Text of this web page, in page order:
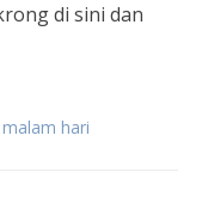
di sini dan
hari